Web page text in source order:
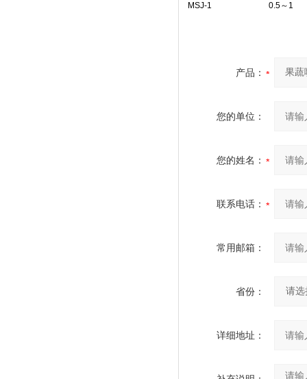
MSJ-1 0.5～1
产品：
您的单位：
您的姓名：
联系电话：
常用邮箱：
省份：
详细地址：